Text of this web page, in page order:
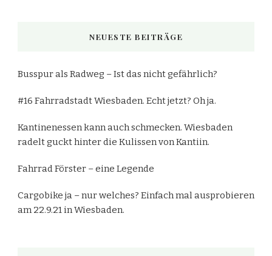
NEUESTE BEITRÄGE
Busspur als Radweg – Ist das nicht gefährlich?
#16 Fahrradstadt Wiesbaden. Echt jetzt? Oh ja.
Kantinenessen kann auch schmecken. Wiesbaden
radelt guckt hinter die Kulissen von Kantiin.
Fahrrad Förster – eine Legende
Cargobike ja – nur welches? Einfach mal ausprobieren
am 22.9.21 in Wiesbaden.